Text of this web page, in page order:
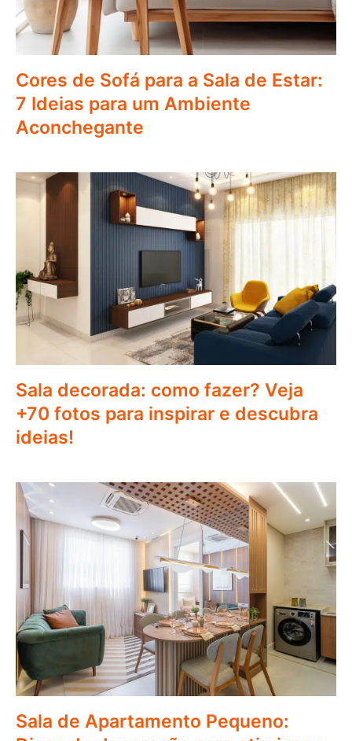
Cores de Sofá para a Sala de Estar:
7 Ideias para um Ambiente
Aconchegante
Sala decorada: como fazer? Veja
+70 fotos para inspirar e descubra
ideias!
Sala de Apartamento Pequeno: